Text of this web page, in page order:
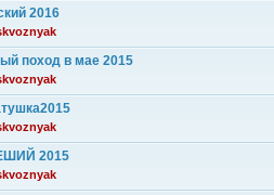
2016
поход в мае 2015
2015